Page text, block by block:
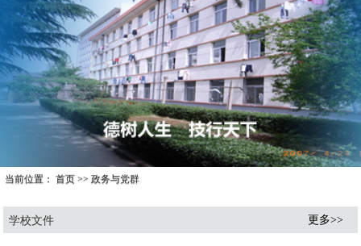
当前位置： 首页 >> 政务与党群
学校文件 更多>>